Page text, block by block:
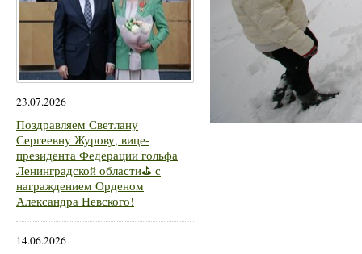
23.07.2026
Поздравляем Светлану
Сергеевну Журову, вице-
президента Федерации гольфа
Ленинградской области⛳ с
награждением Орденом
Александра Невского!
14.06.2026